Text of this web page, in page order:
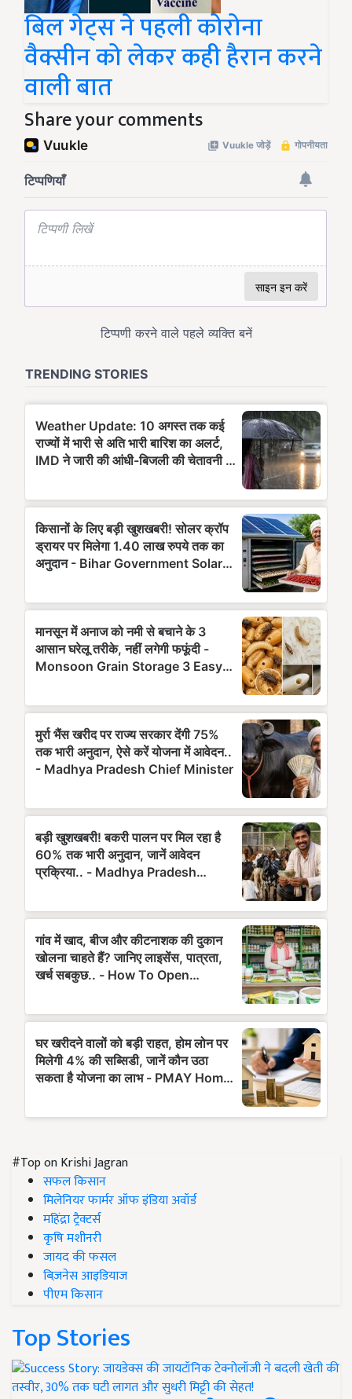
बिल गेट्स ने पहली कोरोना
वैक्सीन को लेकर कही हैरान करने
वाली बात
Share your comments
#Top on Krishi Jagran
सफल किसान
मिलेनियर फार्मर ऑफ इंडिया अवॉर्ड
महिंद्रा ट्रैक्टर्स
कृषि मशीनरी
जायद की फसल
बिज़नेस आइडियाज
पीएम किसान
Top Stories